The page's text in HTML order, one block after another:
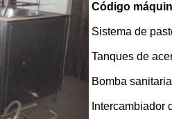
Código
Sistema de
Tanques de
Bomba
Intercambiador